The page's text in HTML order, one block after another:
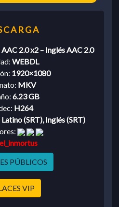
2.0 x2 – Inglés AAC 2.0
WEBDL
1920×1080
MKV
6.23 GB
H264
(SRT), Inglés (SRT)
el_inmortus
PÚBLICOS
VIP